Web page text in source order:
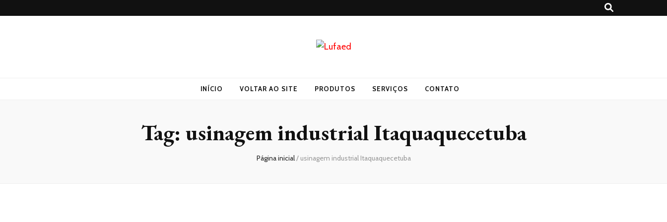
INÍCIO VOLTAR AO SITE PRODUTOS SERVIÇOS CONTATO
Tag: usinagem industrial Itaquaquecetuba
Página inicial/ usinagem industrial Itaquaquecetuba